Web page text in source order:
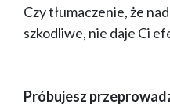
Czy tłumaczenie, że
szkodliwe, nie daje Ci
Próbujesz